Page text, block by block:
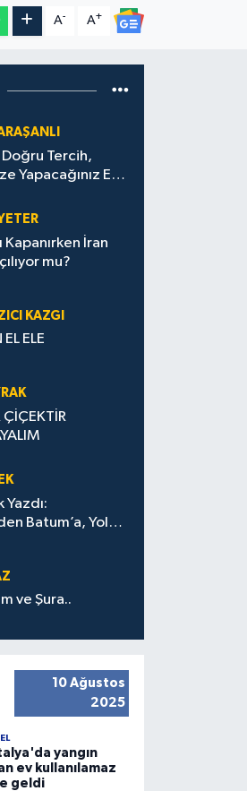
A- A+
Doğru Tercih,
Yapacağınız En
Kapanırken İran
mu?
KAZGI
ELE
Yazdı:
Batum’a, Yolun
ve Şura..
10 Ağustos
2025
yangın
ev kullanılamaz
geldi